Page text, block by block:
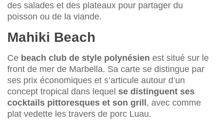
des salades et des plateaux pour partager du
poisson ou de la viande.
Mahiki Beach
Ce beach club de style polynésien est situé sur le
front de mer de Marbella. Sa carte se distingue par
ses prix économiques et s’articule autour d’un
concept tropical dans lequel se distinguent ses
cocktails pittoresques et son grill , avec comme
plat vedette les travers de porc Luau.